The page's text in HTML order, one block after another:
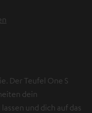
Der Teufel One S
dein
und dich auf das